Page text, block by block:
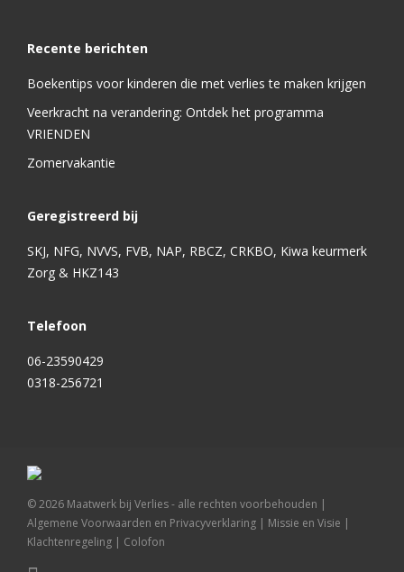
Recente berichten
Boekentips voor kinderen die met verlies te maken krijgen
Veerkracht na verandering: Ontdek het programma
VRIENDEN
Zomervakantie
Geregistreerd bij
SKJ, NFG, NVVS, FVB, NAP, RBCZ, CRKBO, Kiwa keurmerk
Zorg & HKZ143
Telefoon
06-23590429
0318-256721
©2026 Maatwerk bij Verlies - alle rechten voorbehouden |
Algemene Voorwaarden en Privacyverklaring | Missie en Visie |
Klachtenregeling | Colofon